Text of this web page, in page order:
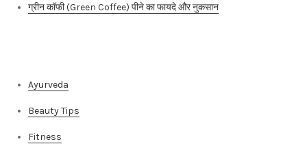
ग्रीन कॉफी (Green Coffee) पीने का फायदे और नुकसान
Ayurveda
Beauty Tips
Fitness